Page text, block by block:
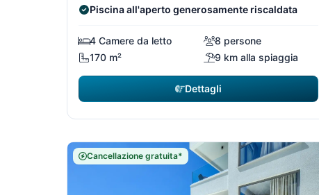
Piscina all'aperto generosamente riscaldata
4 Camere da letto
8 persone
170 m²
9 km alla spiaggia
Dettagli
Cancellazione gratuita*